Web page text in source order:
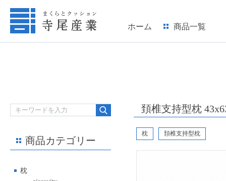
ホーム 商品一覧
頚椎支持型枕
枕 頚椎支持型枕
商品カテゴリー
枕